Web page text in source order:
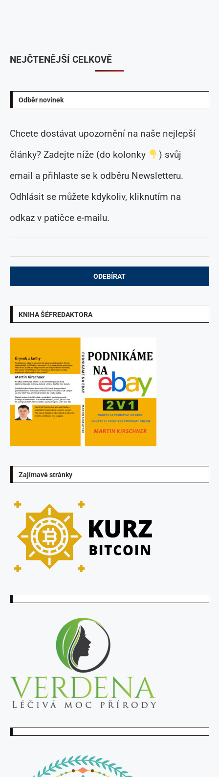
Odběr novinek
Chcete dostávat upozornění na naše nejlepší
články? Zadejte níže (do kolonky
) svůj
email a přihlaste se k odběru Newsletteru.
Odhlásit se můžete kdykoliv, kliknutím na
odkaz v patičce e-mailu.
KNIHA ŠÉFREDAKTORA
Zajímavé stránky
NEJČTENĚJŠÍ CELKOVĚ